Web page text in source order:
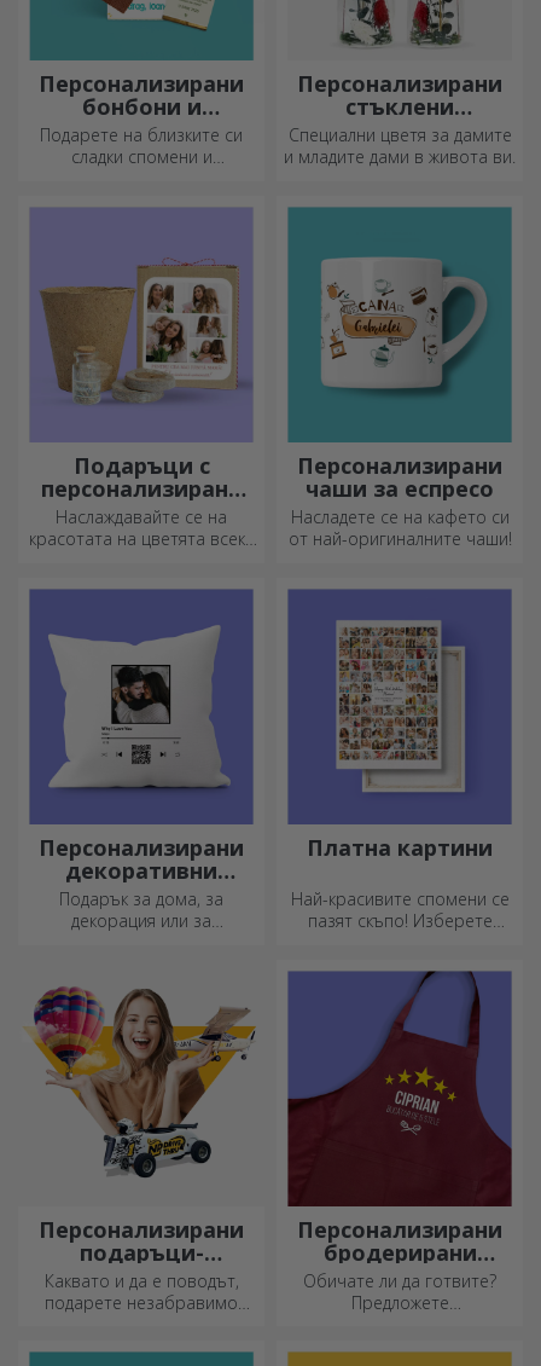
Персонализирани
бонбони и
сладкиши
Подарете на близките си
сладки спомени и
персонализиран подарък!
Персонализирани
стъклени
орнаменти с
консервирани
цветя
Специални цветя за дамите
и младите дами в живота ви.
Подаръци с
персонализирани
комплекти за
засаждане
Наслаждавайте се на
красотата на цветята всеки
Персонализирани
чаши за еспресо
Насладете се на кафето си
от най-оригиналните чаши!
Персонализирани
декоративни
възглавници
Подарък за дома, за
декорация или за
възглавници са идеални за
всеки повод.
Платна картини
Най-красивите спомени се
пазят скъпо! Изберете
Персонализирани
подаръци-
преживявания
Каквато и да е поводът,
подарете незабравимо
Персонализирани
бродерирани
шорти
Обичате ли да готвите?
Предложете